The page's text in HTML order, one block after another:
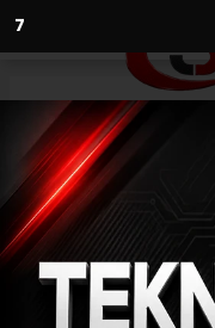
6
Anasayfa Gündem
(İHA) - İhlas Haber Ajansı